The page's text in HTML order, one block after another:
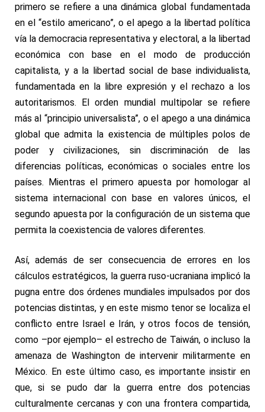
primero se refiere a una dinámica global fundamentada
en el “estilo americano”, o el apego a la libertad política
vía la democracia representativa y electoral, a la libertad
económica con base en el modo de producción
capitalista, y a la libertad social de base individualista,
fundamentada en la libre expresión y el rechazo a los
autoritarismos. El orden mundial multipolar se refiere
más al “principio universalista”, o el apego a una dinámica
global que admita la existencia de múltiples polos de
poder y civilizaciones, sin discriminación de las
diferencias políticas, económicas o sociales entre los
países. Mientras el primero apuesta por homologar al
sistema internacional con base en valores únicos, el
segundo apuesta por la configuración de un sistema que
permita la coexistencia de valores diferentes.
Así, además de ser consecuencia de errores en los
cálculos estratégicos, la guerra ruso-ucraniana implicó la
pugna entre dos órdenes mundiales impulsados por dos
potencias distintas, y en este mismo tenor se localiza el
conflicto entre Israel e Irán, y otros focos de tensión,
como –por ejemplo– el estrecho de Taiwán, o incluso la
amenaza de Washington de intervenir militarmente en
México. En este último caso, es importante insistir en
que, si se pudo dar la guerra entre dos potencias
culturalmente cercanas y con una frontera compartida,